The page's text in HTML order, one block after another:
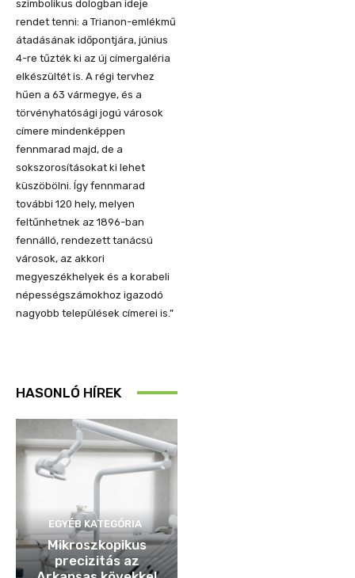
szimbolikus dologban ideje
rendet tenni: a Trianon-emlékmű
átadásának időpontjára, június
4-re tűzték ki az új címergaléria
elkészültét is. A régi tervhez
hűen a 63 vármegye, és a
törvényhatósági jogú városok
címere mindenképpen
fennmarad majd, de a
sokszorosításokat ki lehet
küszöbölni. Így fennmarad
további 120 hely, melyen
feltűnhetnek az 1896-ban
fennálló, rendezett tanácsú
városok, az akkori
megyeszékhelyek és a korabeli
népességszámokhoz igazodó
nagyobb települések címerei is.”
HASONLÓ HÍREK
EGYÉB KATEGÓRIA
Mikroszkopikus
precizitás az